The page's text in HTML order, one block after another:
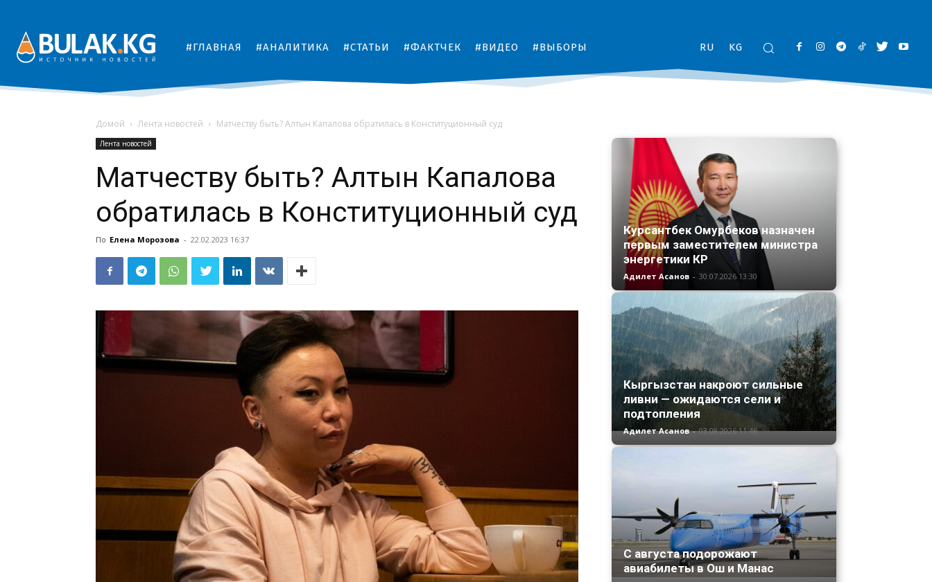
#ГЛАВНАЯ #АНАЛИТИКА #СТАТЬИ #ФАКТЧЕК #ВИДЕО #ВЫБОРЫ RU KG
Домой Лента новостей Матчеству быть? Алтын Капалова обратилась в Конституционный суд
Лента новостей
Матчеству быть? Алтын Капалова
обратилась в Конституционный суд
По Елена Морозова - 22.02.2023 16:37
Курсантбек Омурбеков назначен
первым заместителем министра
энергетики КР
Адилет Асанов - 30.07.2026 13:30
Кыргызстан накроют сильные
ливни — ожидаются сели и
подтопления
Адилет Асанов - 03.08.2026 11:46
С августа подорожают
авиабилеты в Ош и Манас